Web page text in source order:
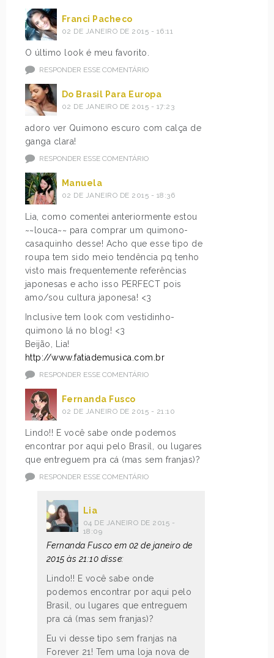
Franci Pacheco
02 DE JANEIRO DE 2015 - 16:11
O último look é meu favorito.
RESPONDER ESSE COMENTÁRIO
Do Brasil Para Europa
02 DE JANEIRO DE 2015 - 17:23
adoro ver Quimono escuro com calça de
ganga clara!
RESPONDER ESSE COMENTÁRIO
Manuela
02 DE JANEIRO DE 2015 - 18:36
Lia, como comentei anteriormente estou
~~louca~~ para comprar um quimono-
casaquinho desse! Acho que esse tipo de
roupa tem sido meio tendência pq tenho
visto mais frequentemente referências
japonesas e acho isso PERFECT pois
amo/sou cultura japonesa! <3
Inclusive tem look com vestidinho-
quimono lá no blog! <3
Beijão, Lia!
http://www.fatiademusica.com.br
RESPONDER ESSE COMENTÁRIO
Fernanda Fusco
02 DE JANEIRO DE 2015 - 21:10
Lindo!! E você sabe onde podemos
encontrar por aqui pelo Brasil, ou lugares
que entreguem pra cá (mas sem franjas)?
RESPONDER ESSE COMENTÁRIO
Lia
04 DE JANEIRO DE 2015 -
18:09
Fernanda Fusco em 02 de janeiro de
2015 às 21:10 disse:
Lindo!! E você sabe onde
podemos encontrar por aqui pelo
Brasil, ou lugares que entreguem
pra cá (mas sem franjas)?
Eu vi desse tipo sem franjas na
Forever 21! Tem uma loja nova de